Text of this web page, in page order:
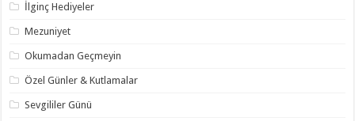
İlginç Hediyeler
Mezuniyet
Okumadan Geçmeyin
Özel Günler & Kutlamalar
Sevgililer Günü